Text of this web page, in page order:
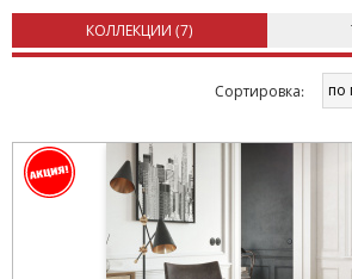
КОЛЛЕКЦИИ (7)
Cортировка: по